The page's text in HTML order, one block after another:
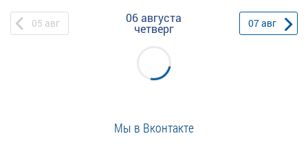
05 авг 06 августа
четверг 07авг
Мы в Вконтакте